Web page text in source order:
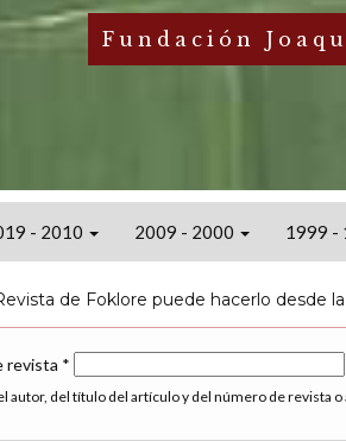
Fundación
- 2010 2009 - 2000 1999 -
de Foklore puede hacerlo desde la
revista *
del título del artículo y del número de revista o